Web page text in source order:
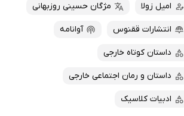
امیل زولا مژگان حسینی روزبهانی
انتشارات ققنوس آوانامه
داستان کوتاه خارجی
داستان و رمان اجتماعی خارجی
ادبیات کلاسیک